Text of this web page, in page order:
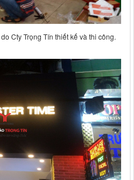
do Cty Trọng Tín thiết kế và thi công.